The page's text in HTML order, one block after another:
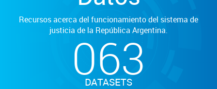
Recursos acerca del funcionamiento del sistema de
justicia de la República Argentina.
063
DATASETS